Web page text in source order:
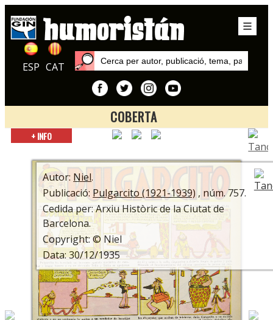
ESP CAT
COBERTA
Inici
Niel
+ INFO
Autor: Niel.
Publicació: Pulgarcito (1921-1939) , núm. 757.
Cedida per: Arxiu Històric de la Ciutat de
Barcelona.
Copyright: © Niel
Data: 30/12/1935